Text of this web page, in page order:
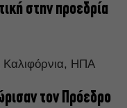
στην προεδρία
Καλιφόρνια, ΗΠΑ
τον Πρόεδρο